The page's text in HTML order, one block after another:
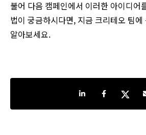
불어 다음 캠페인에서 이러한 아이디어
법이 궁금하시다면, 지금 크리테오 팀
알아보세요.
Share on LinkedIn
Share onShare